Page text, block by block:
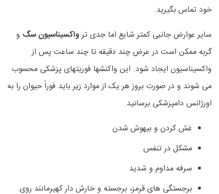
خود تماس بگیرید.
سایر عوارض جانبی کمتر شایع اما جدی ترواکسیناسیون سگ و
گربه ممکن است در عرض چند دقیقه تا چند ساعت پس از
واکسیناسیون ایجاد شود. این واکنشها فوریتهای پزشکی محسوب
می شوند و در صورت بروز هر یک از موارد زیر باید فوراً حیوان را به
اورژانس دامپزشکی برسانید.
غش کردن و بیهوش شدن
مشکل در تنفس
سرفه مداوم و شدید
برجستگی های قرمز، برجسته و خارش دار کهیرمانند روی